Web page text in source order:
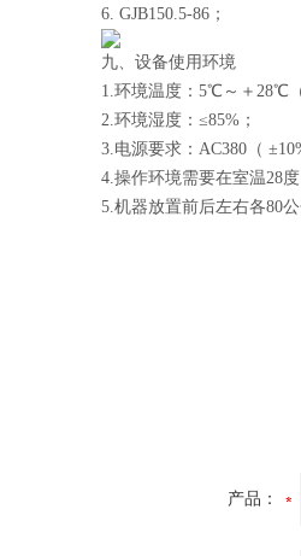
6. GJB150.5-86；
九、设备使用环境
1.环境温度：5℃～＋28℃
2.环境湿度：≤85%；
3.电源要求：AC380（
4.操作环境需要在室温28
5.机器放置前后左右各80
产品：